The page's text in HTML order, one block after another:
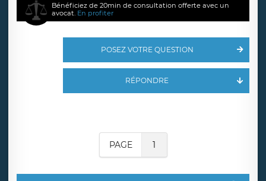
Bénéficiez de 20min de consultation offerte avec un
avocat. En profiter
POSEZ VOTRE QUESTION
RÉPONDRE
PAGE 1